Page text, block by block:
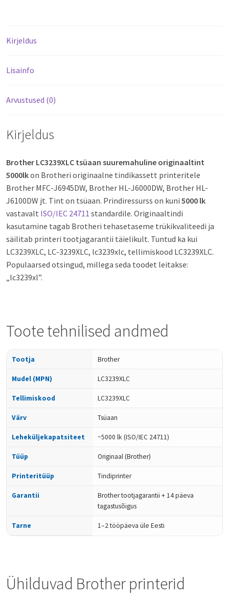
Kirjeldus
Lisainfo
Arvustused (0)
Kirjeldus
Brother LC3239XLC tsüaan suuremahuline originaaltint
5000lkon Brotheri originaalne tindikassett printeritele
Brother MFC-J6945DW, Brother HL-J6000DW, Brother HL-
J6100DW jt. Tint on tsüaan. Prindiressurss on kuni 5000 lk
vastavalt ISO/IEC 24711 standardile. Originaaltindi
kasutamine tagab Brotheri tehasetaseme trükikvaliteedi ja
säilitab printeri tootjagarantii täielikult. Tuntud ka kui
LC3239XLC, LC-3239XLC, lc3239xlc, tellimiskood LC3239XLC.
Populaarsed otsingud, millega seda toodet leitakse:
„lc3239xl”.
Toote tehnilised andmed
Tootja Brother
Mudel (MPN) LC3239XLC
Tellimiskood LC3239XLC
Värv Tsüaan
Leheküljekapatsiteet ~5000 lk (ISO/IEC 24711)
Tüüp Originaal (Brother)
Printeritüüp Tindiprinter
Garantii
Brother tootjagarantii + 14 päeva
tagastusõigus
Tarne 1–2 tööpäeva üle Eesti
Ühilduvad Brother printerid